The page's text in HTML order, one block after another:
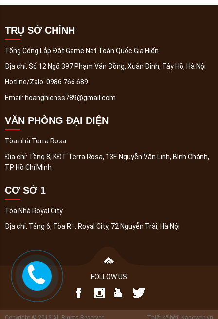
TRỤ SỞ CHÍNH
Tổng Công Lắp Đặt Game Net Toàn Quốc Gia Hiến
Địa chỉ: Số 12 Ngõ 397 Phạm Văn Đồng, Xuân Đỉnh, Tây Hồ, Hà Nội
Hotline/Zalo: 0986.766.689
Email: hoanghienss789@gmail.com
VĂN PHÒNG ĐẠI DIỆN
Tòa nhà Terra Rosa
Địa chỉ: Tầng 8, KĐT Terra Rosa, 13E Nguyễn Văn Linh, Bình Chánh,
TP Hồ Chí Minh
CƠ SỞ 1
Tòa Nhà Royal City
Địa chỉ: Tầng 6, Tòa R1, Royal City, 72 Nguyễn Trãi, Hà Nội
FOLLOW US
Copyright © 2016 All Rights Reserved Thiết kế bởi: Nanoweb.vn